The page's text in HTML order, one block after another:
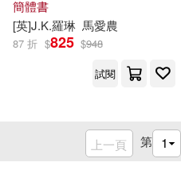
簡體書
[英]J.K.羅琳 馬愛農
87 折 $825 $948
試閱
上一頁 第